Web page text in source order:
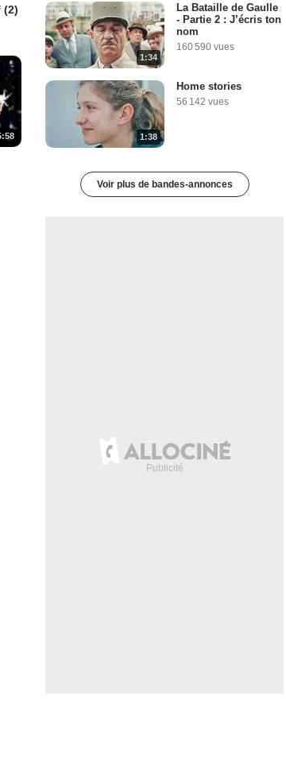
(2)
1:34
La Bataille de Gaulle
- Partie 2 : J’écris ton
nom
160 590 vues
1:38
Home stories
56 142 vues
Voir plus de bandes-annonces